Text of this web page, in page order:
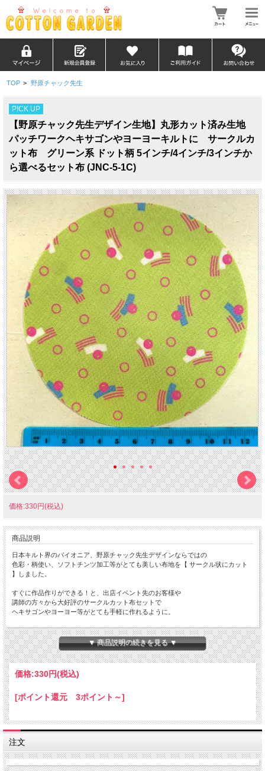
TOP > 野原チャック先生
PICK UP
【野原チャック先生デザイン生地】丸形カット済み生地
パッチワークヘキサゴンやヨーヨーキルトに サークルカ
ット布 グリーン系 ドット柄 5インチ/4インチ/3インチか
ら選べるセット布 (JNC-5-1C)
価格:330円(税込)
商品説明
日本キルト界のパイオニア、野原チャック先生デザインならではの
色彩・柄使い、ソフトチンツ加工等がとても美しい布地を【 サークル状にカット
】しました。
すぐに作品作りができる！と、出店イベント先のお客様や
講師の方々から大好評のサークルカット布セットで
ヘキサゴンやヨーヨー等がとても手軽に作れるように。
自分で型をとった生地を１枚１枚、地道に手作業で切っていくのは
時間や労力が掛かって大変な作業。
製作前の必要な素材の準備とはいえ、できることならやりたくないですよね…！
そんなお声をなんとかしたくて、キルターに人気の布地シリーズを
用いて生まれたのが『丸カット済み布セット』です。
作品に合わせたお好みのサイズを決めたら豊富な色柄ラインナップの
中から自由にセレクトして頂き、1セットを必要枚数分ご購入頂くだけ。
カットには時間がかかりますので、在庫があるうちにぜひまとめてお買い求め下さ
いませ。
▼ 商品説明の続きを見る ▼
価格:330円(税込)
[ポイント還元 3ポイント～]
注文